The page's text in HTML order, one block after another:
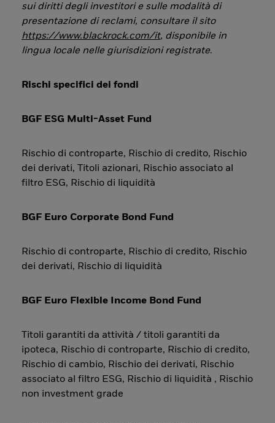
sui diritti degli investitori e sulle modalità di
presentazione di reclami, consultare il sito
https://www.blackrock.com/it, disponibile in
lingua locale nelle giurisdizioni registrate.
Rischi specifici dei fondi
BGF ESG Multi-Asset Fund
Rischio di controparte, Rischio di credito, Rischio
dei derivati, Titoli azionari, Rischio associato al
filtro ESG, Rischio di liquidità
BGF Euro Corporate Bond Fund
Rischio di controparte, Rischio di credito, Rischio
dei derivati, Rischio di liquidità
BGF Euro Flexible Income Bond Fund
Titoli garantiti da attività / titoli garantiti da
ipoteca, Rischio di controparte, Rischio di credito,
Rischio di cambio, Rischio dei derivati, Rischio
associato al filtro ESG, Rischio di liquidità , Rischio
non investment grade